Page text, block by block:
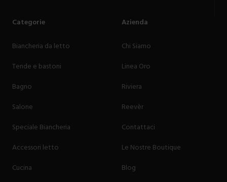
Categorie
Biancheria da letto
Tende e bastoni
Bagno
Salone
Speciale Biancheria
Accessori letto
Cucina
Azienda
Chi Siamo
Linea Oro
Riviera
Reevèr
Contattaci
Le Nostre Boutique
Blog